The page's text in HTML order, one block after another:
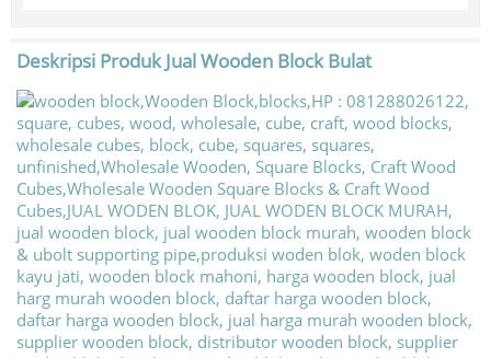
Deskripsi ProdukJual Wooden Block Bulat